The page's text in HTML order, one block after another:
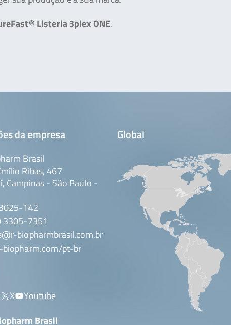
Listeria 3plex ONE.
da empresa
Brasil
Ribas, 467
Campinas - São Paulo -
142
3305-7351
biopharmbrasil.com.br
pt-br
X
Youtube
Brasil
Global